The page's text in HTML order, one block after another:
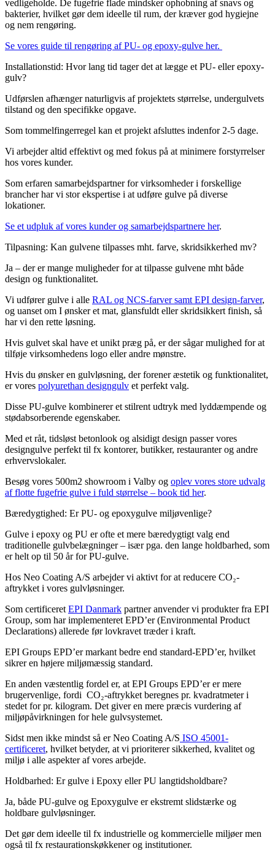
vedligeholde. De fugefrie flade mindsker ophobning af snavs og
bakterier, hvilket gør dem ideelle til rum, der kræver god hygiejne
og nem rengøring.
Se vores guide til rengøring af PU- og epoxy-gulve her.
Installationstid: Hvor lang tid tager det at lægge et PU- eller epoxy-
gulv?
Udførslen afhænger naturligvis af projektets størrelse, undergulvets
tilstand og den specifikke opgave.
Som tommelfingerregel kan et projekt afsluttes indenfor 2-5 dage.
Vi arbejder altid effektivt og med fokus på at minimere forstyrrelser
hos vores kunder.
Som erfaren samarbejdspartner for virksomheder i forskellige
brancher har vi stor ekspertise i at udføre gulve på diverse
lokationer.
Se et udpluk af vores kunder og samarbejdspartnere her.
Tilpasning: Kan gulvene tilpasses mht. farve, skridsikkerhed mv?
Ja – der er mange muligheder for at tilpasse gulvene mht både
design og funktionalitet.
Vi udfører gulve i alle RAL og NCS-farver samt EPI design-farver,
og uanset om I ønsker et mat, glansfuldt eller skridsikkert finish, så
har vi den rette løsning.
Hvis gulvet skal have et unikt præg på, er der sågar mulighed for at
tilføje virksomhedens logo eller andre mønstre.
Hvis du ønsker en gulvløsning, der forener æstetik og funktionalitet,
er vores polyurethan designgulv et perfekt valg.
Disse PU-gulve kombinerer et stilrent udtryk med lyddæmpende og
stødabsorberende egenskaber.
Med et råt, tidsløst betonlook og alsidigt design passer vores
designgulve perfekt til fx kontorer, butikker, restauranter og andre
erhvervslokaler.
Besøg vores 500m2 showroom i Valby og oplev vores store udvalg
af flotte fugefrie gulve i fuld størrelse – book tid her.
Bæredygtighed: Er PU- og epoxygulve miljøvenlige?
Gulve i epoxy og PU er ofte et mere bæredygtigt valg end
traditionelle gulvbelægninger – især pga. den lange holdbarhed, som
er helt op til 50 år for PU-gulve.
Hos Neo Coating A/S arbejder vi aktivt for at reducere CO₂-
aftrykket i vores gulvløsninger.
Som certificeret EPI Danmark partner anvender vi produkter fra EPI
Group, som har implementeret EPD’er (Environmental Product
Declarations) allerede før lovkravet træder i kraft.
EPI Groups EPD’er markant bedre end standard-EPD’er, hvilket
sikrer en højere miljømæssig standard.
En anden væstentlig fordel er, at EPI Groups EPD’er er mere
brugervenlige, fordi CO₂-aftrykket beregnes pr. kvadratmeter i
stedet for pr. kilogram. Det giver en mere præcis vurdering af
miljøpåvirkningen for hele gulvsystemet.
Sidst men ikke mindst så er Neo Coating A/S ISO 45001-
certificeret, hvilket betyder, at vi prioriterer sikkerhed, kvalitet og
miljø i alle aspekter af vores arbejde.
Holdbarhed: Er gulve i Epoxy eller PU langtidsholdbare?
Ja, både PU-gulve og Epoxygulve er ekstremt slidstærke og
holdbare gulvløsninger.
Det gør dem ideelle til fx industrielle og kommercielle miljøer men
også til fx restaurationskøkkener og institutioner.